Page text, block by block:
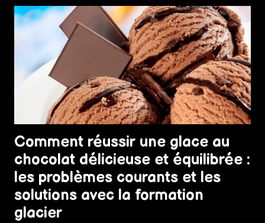
Comment réussir une glace au
chocolat délicieuse et équilibrée :
les problèmes courants et les
solutions avec la formation
glacier